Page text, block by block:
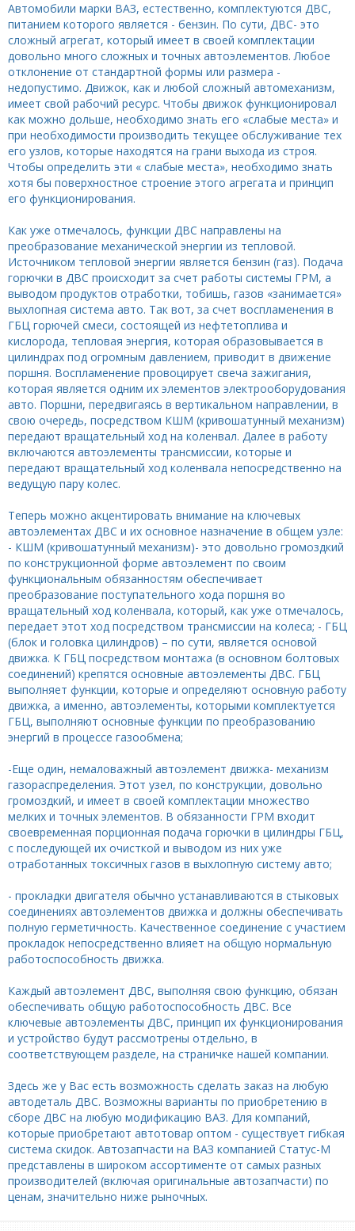
Автомобили марки ВАЗ, естественно, комплектуются ДВС,
питанием которого является - бензин. По сути, ДВС- это
сложный агрегат, который имеет в своей комплектации
довольно много сложных и точных автоэлементов. Любое
отклонение от стандартной формы или размера -
недопустимо. Движок, как и любой сложный автомеханизм,
имеет свой рабочий ресурс. Чтобы движок функционировал
как можно дольше, необходимо знать его «слабые места» и
при необходимости производить текущее обслуживание тех
его узлов, которые находятся на грани выхода из строя.
Чтобы определить эти « слабые места», необходимо знать
хотя бы поверхностное строение этого агрегата и принцип
его функционирования.
Как уже отмечалось, функции ДВС направлены на
преобразование механической энергии из тепловой.
Источником тепловой энергии является бензин (газ). Подача
горючки в ДВС происходит за счет работы системы ГРМ, а
выводом продуктов отработки, тобишь, газов «занимается»
выхлопная система авто. Так вот, за счет воспламенения в
ГБЦ горючей смеси, состоящей из нефтетоплива и
кислорода, тепловая энергия, которая образовывается в
цилиндрах под огромным давлением, приводит в движение
поршня. Воспламенение провоцирует свеча зажигания,
которая является одним их элементов электрооборудования
авто. Поршни, передвигаясь в вертикальном направлении, в
свою очередь, посредством КШМ (кривошатунный механизм)
передают вращательный ход на коленвал. Далее в работу
включаются автоэлементы трансмиссии, которые и
передают вращательный ход коленвала непосредственно на
ведущую пару колес.
Теперь можно акцентировать внимание на ключевых
автоэлементах ДВС и их основное назначение в общем узле:
- КШМ (кривошатунный механизм)- это довольно громоздкий
по конструкционной форме автоэлемент по своим
функциональным обязанностям обеспечивает
преобразование поступательного хода поршня во
вращательный ход коленвала, который, как уже отмечалось,
передает этот ход посредством трансмиссии на колеса; - ГБЦ
(блок и головка цилиндров) – по сути, является основой
движка. К ГБЦ посредством монтажа (в основном болтовых
соединений) крепятся основные автоэлементы ДВС. ГБЦ
выполняет функции, которые и определяют основную работу
движка, а именно, автоэлементы, которыми комплектуется
ГБЦ, выполняют основные функции по преобразованию
энергий в процессе газообмена;
-Еще один, немаловажный автоэлемент движка- механизм
газораспределения. Этот узел, по конструкции, довольно
громоздкий, и имеет в своей комплектации множество
мелких и точных элементов. В обязанности ГРМ входит
своевременная порционная подача горючки в цилиндры ГБЦ,
с последующей их очисткой и выводом из них уже
отработанных токсичных газов в выхлопную систему авто;
- прокладки двигателя обычно устанавливаются в стыковых
соединениях автоэлементов движка и должны обеспечивать
полную герметичность. Качественное соединение с участием
прокладок непосредственно влияет на общую нормальную
работоспособность движка.
Каждый автоэлемент ДВС, выполняя свою функцию, обязан
обеспечивать общую работоспособность ДВС. Все
ключевые автоэлементы ДВС, принцип их функционирования
и устройство будут рассмотрены отдельно, в
соответствующем разделе, на страничке нашей компании.
Здесь же у Вас есть возможность сделать заказ на любую
автодеталь ДВС. Возможны варианты по приобретению в
сборе ДВС на любую модификацию ВАЗ. Для компаний,
которые приобретают автотовар оптом - существует гибкая
система скидок. Автозапчасти на ВАЗ компанией Статус-М
представлены в широком ассортименте от самых разных
производителей (включая оригинальные автозапчасти) по
ценам, значительно ниже рыночных.